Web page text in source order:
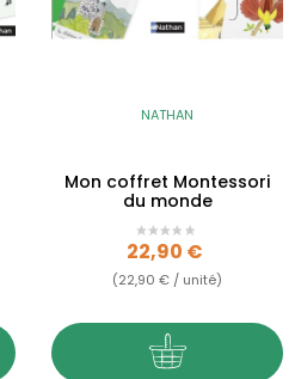
NATHAN
Mon coffret Montessori
du monde
Prix
22,90 €
(22,90 € / unité)